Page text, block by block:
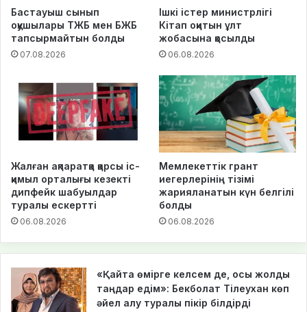
Бастауыш сынып
оқушылары ТЖБ мен БЖБ
тапсырмайтын болды
07.08.2026
Ішкі істер министрлігі
Кітап оқитын ұлт
жобасына қосылды
06.08.2026
Жалған ақпаратқа қарсы іс-
қимыл орталығы кезекті
дипфейк шабуылдар
туралы ескертті
06.08.2026
Мемлекеттік грант
иегерлерінің тізімі
жарияланатын күн белгілі
болды
06.08.2026
«Қайта өмірге келсем де, осы жолды
таңдар едім»: Бекболат Тілеухан көп
әйел алу туралы пікір білдірді